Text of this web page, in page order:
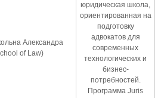
Александра
of Law)
юридическая школа,
ориентированная на
подготовку
адвокатов для
современных
технологических и
бизнес-
потребностей.
Программа Juris